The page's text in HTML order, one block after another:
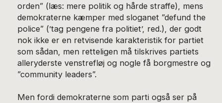
orden” (læs: mere politik og hårde straffe), mens
demokraterne kæmper med sloganet ”defund the
police” (’tag pengene fra politiet’, red.), der godt
nok ikke er en retvisende karakteristik for partiet
som sådan, men retteligen må tilskrives partiets
alleryderste venstrefløj og nogle få borgmestre og
”community leaders”.
Men fordi demokraterne som parti også ser på